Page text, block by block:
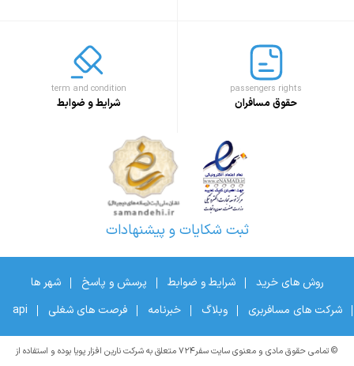
passengers rights
حقوق مسافران
term and condition
شرایط و ضوابط
ثبت شکایات و پیشنهادات
روش های خرید شرایط و ضوابط پرسش و پاسخ
شهر ها
شرکت های مسافربری
وبلاگ خبرنامه فرصت های شغلی api
© تمامی حقوق مادی و معنوی سایت سفر۷۲۴ متعلق به شرکت نارین افزار پویا بوده و استفاده از